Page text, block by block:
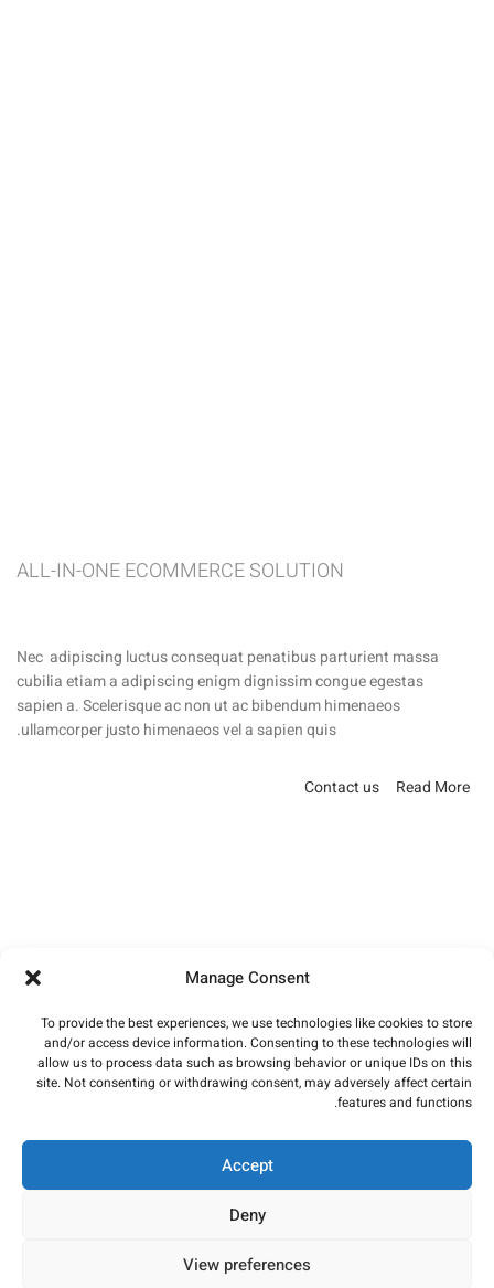
Manage Consent
To provide the best experiences, we use technologies like cookies to store
and/or access device information. Consenting to these technologies will
allow us to process data such as browsing behavior or unique IDs on this
site. Not consenting or withdrawing consent, may adversely affect certain
features and functions.
Accept
Deny
View preferences
ALL-IN-ONE ECOMMERCE SOLUTION
Nec adipiscing luctus consequat penatibus parturient massa
cubilia etiam a adipiscing enigm dignissim congue egestas
sapien a. Scelerisque ac non ut ac bibendum himenaeos
ullamcorper justo himenaeos vel a sapien quis.
Read More
Contact us